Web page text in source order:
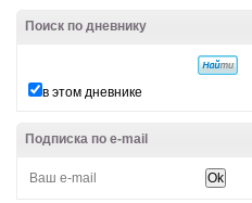
Поиск по дневнику
в этом дневнике
Подписка по e-mail